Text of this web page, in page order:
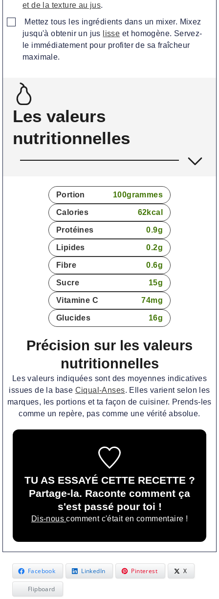
et de la texture au jus.
▢Mettez tous les ingrédients dans un mixer. Mixez
jusqu'à obtenir un jus
lisse et homogène. Servez-
le immédiatement pour profiter de sa fraîcheur
maximale.
Les valeurs
nutritionnelles
Portion 100grammes
Calories 62kcal
Protéines 0.9g
Lipides 0.2g
Fibre 0.6g
Sucre 15g
Vitamine C 74mg
Glucides 16g
Précision sur les valeurs
nutritionnelles
Les valeurs indiquées sont des moyennes indicatives
issues de la base Ciqual-Anses. Elles varient selon les
marques, les portions et ta façon de cuisiner. Prends-les
comme un repère, pas comme une vérité absolue.
TU AS ESSAYÉ CETTE RECETTE ?
Partage-la. Raconte comment ça
s'est passé pour toi !
Dis-nouscomment c'était en commentaire !
Facebook LinkedIn Pinterest X
Flipboard